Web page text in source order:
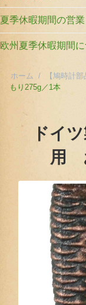
夏季休暇期間の営
欧州夏季休暇期間
ホーム / 【鳩時計部
もり275g／1本
ドイ
用